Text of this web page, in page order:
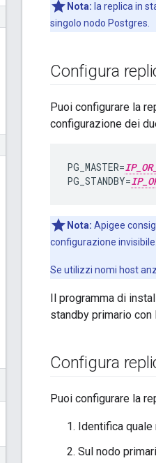
Nota: la replica in
singolo nodo Postgres.
Configura
Puoi configurare la
configurazione dei
PG_MASTER=
PG_STANDBY=
Nota: Apigee
configurazione
Se utilizzi nomi host
Il programma di
standby primario con
Configura
Puoi configurare la
Identifica quale
Sul nodo